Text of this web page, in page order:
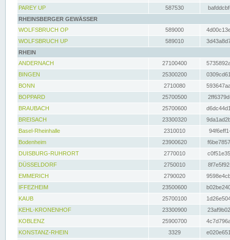
PAREY UP
587530
RHEINSBERGER GEWÄSSER
WOLFSBRUCH OP
589000
WOLFSBRUCH UP
589010
RHEIN
ANDERNACH
27100400
BINGEN
25300200
BONN
2710080
BOPPARD
25700500
BRAUBACH
25700600
BREISACH
23300320
Basel-Rheinhalle
2310010
Bodenheim
23900620
DUISBURG-RUHRORT
2770010
DÜSSELDORF
2750010
EMMERICH
2790020
IFFEZHEIM
23500600
KAUB
25700100
KEHL-KRONENHOF
23300900
KOBLENZ
25900700
KONSTANZ-RHEIN
3329